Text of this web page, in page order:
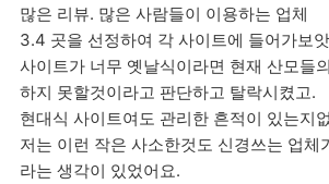
많은 리뷰. 많은 사람들이 이용하는 업체
3.4 곳을 선정하여 각 사이트에 들어가보
사이트가 너무 옛날식이라면 현재 산모들
하지 못할것이라고 판단하고 탈락시켰고.
현대식 사이트여도 관리한 흔적이 있는지
저는 이런 작은 사소한것도 신경쓰는 업체
라는 생각이 있었어요.